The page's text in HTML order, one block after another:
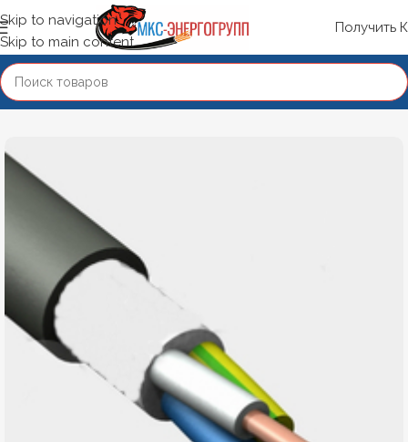
Skip to navigation
Skip to main content
Получить